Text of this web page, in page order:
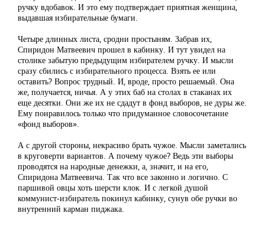
ручку вдобавок. И это ему подтверждает приятная женщина,
выдавшая избирательные бумаги.
Четыре длинных листа, сродни простыням. Забрав их,
Спиридон Матвеевич прошел в кабинку. И тут увидел на
столике забытую предыдущим избирателем ручку. И мысли
сразу сбились с избирательного процесса. Взять ее или
оставить? Вопрос трудный. И, вроде, просто решаемый. Она
же, получается, ничья. А у этих баб на столах в стаканах их
еще десятки. Они же их не сдадут в фонд выборов, не дуры же.
Ему понравилось только что придуманное словосочетание
«фонд выборов».
А с другой стороны, некрасиво брать чужое. Мысли заметались
в круговерти вариантов. А почему чужое? Ведь эти выборы
проводятся на народные денежки, а, значит, и на его,
Спиридона Матвеевича. Так что все законно и логично. С
паршивой овцы хоть шерсти клок. И с легкой душой
коммунист-избиратель покинул кабинку, сунув обе ручки во
внутренний карман пиджака.